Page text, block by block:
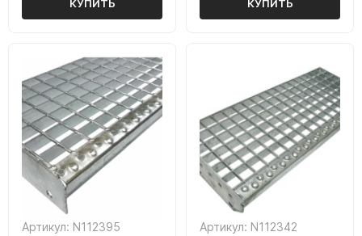
КУПИТЬ КУПИТЬ
Артикул: N112395 Артикул: N112342